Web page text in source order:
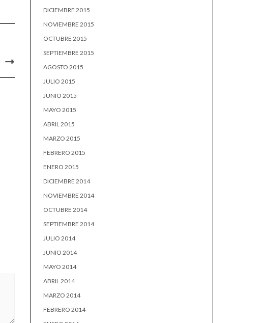
DICIEMBRE 2015
NOVIEMBRE 2015
OCTUBRE 2015
SEPTIEMBRE 2015
AGOSTO 2015
JULIO 2015
JUNIO 2015
MAYO 2015
ABRIL 2015
MARZO 2015
FEBRERO 2015
ENERO 2015
DICIEMBRE 2014
NOVIEMBRE 2014
OCTUBRE 2014
SEPTIEMBRE 2014
JULIO 2014
JUNIO 2014
MAYO 2014
ABRIL 2014
MARZO 2014
FEBRERO 2014